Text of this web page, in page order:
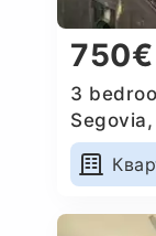
750€
3